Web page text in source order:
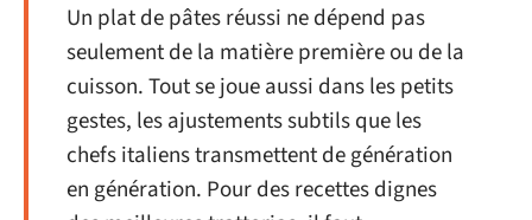
Un plat de pâtes réussi ne dépend pas
seulement de la matière première ou de la
cuisson. Tout se joue aussi dans les petits
gestes, les ajustements subtils que les
chefs italiens transmettent de génération
en génération. Pour des recettes dignes